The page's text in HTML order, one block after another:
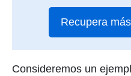
Recupera
Consideremos un